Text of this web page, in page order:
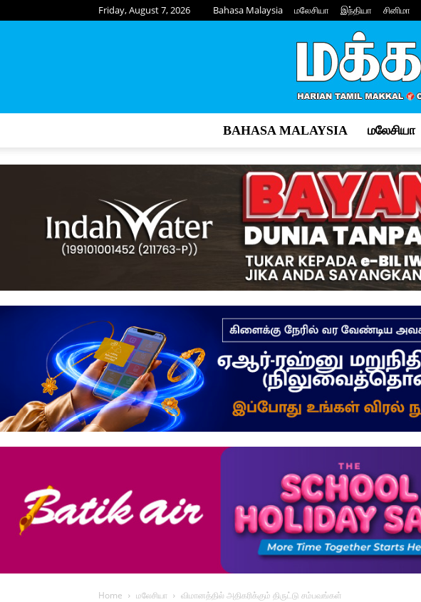
Friday, August 7, 2026 Bahasa Malaysia மலேசியா இந்தியா சினிமா
BAHASA MALAYSIA மலேசியா
Home மலேசியா விமானத்தில் அதிகரிக்கும் திருட்டு சம்பவங்கள்